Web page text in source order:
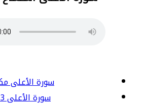
سورة الأعلى
سورة الأعلى mp3